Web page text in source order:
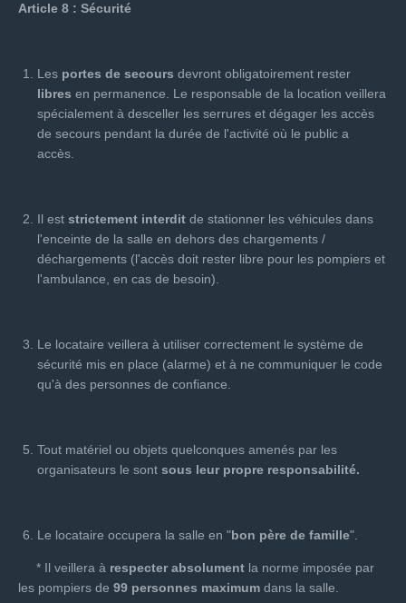
Article 8 : Sécurité
Les portes de secours devront obligatoirement rester
libres en permanence. Le responsable de la location veillera
spécialement à desceller les serrures et dégager les accès
de secours pendant la durée de l'activité où le public a
accès.
Il est strictement interdit de stationner les véhicules dans
l'enceinte de la salle en dehors des chargements /
déchargements (l'accès doit rester libre pour les pompiers et
l'ambulance, en cas de besoin).
Le locataire veillera à utiliser correctement le système de
sécurité mis en place (alarme) et à ne communiquer le code
qu'à des personnes de confiance.
Tout matériel ou objets quelconques amenés par les
organisateurs le sont sous leur propre responsabilité.
Le locataire occupera la salle en "bon père de famille".
* Il veillera à respecter absolument la norme imposée par
les pompiers de 99 personnes maximum dans la salle.